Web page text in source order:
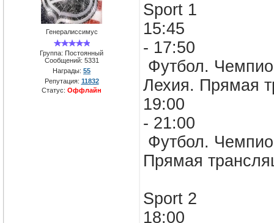
Генералиссимус
Группа: Постоянный
Сообщений: 5331
Награды: 55
Репутация: 11832
Статус: Оффлайн
Sport 1
15:45
- 17:50
Футбол.
Лехия. Прямая
19:00
- 21:00
Футбол.
Прямая
Sport 2
18:00